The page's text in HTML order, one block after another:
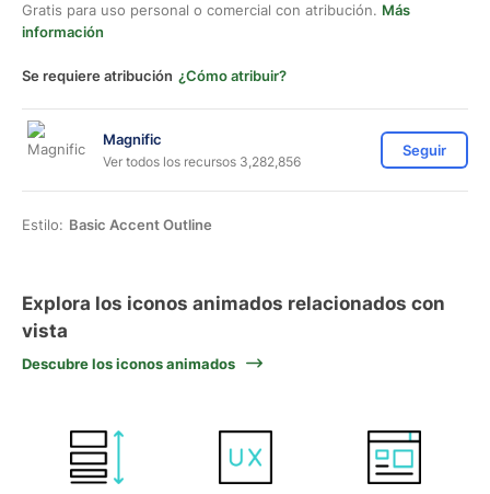
Gratis para uso personal o comercial con atribución. Más
información
Se requiere atribución ¿Cómo atribuir?
Magnific
Ver todos los recursos 3,282,856
Seguir
Estilo: Basic Accent Outline
Explora los iconos animados relacionados con
vista
Descubre los iconos animados